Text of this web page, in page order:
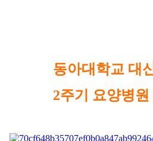
동아대학교 대
2주기 요양병